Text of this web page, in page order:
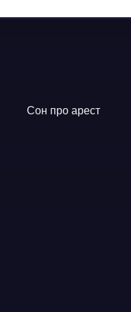
Сон про арест